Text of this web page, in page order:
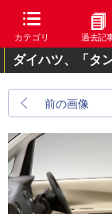
カテゴリ 過去記
ダイハツ、「タ
前の画像